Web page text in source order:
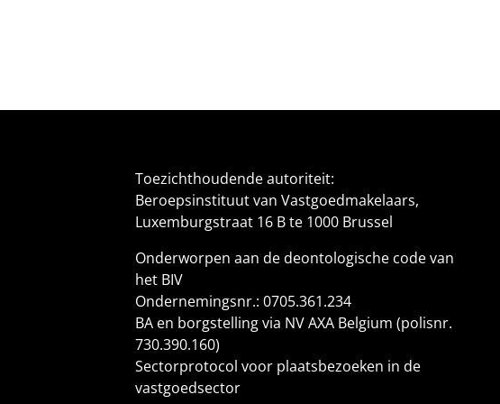
Toezichthoudende autoriteit:
Beroepsinstituut van Vastgoedmakelaars,
Luxemburgstraat 16 B te 1000 Brussel
Onderworpen aan dedeontologische code van
het BIV
Ondernemingsnr.: 0705.361.234
BA en borgstelling via NV AXA Belgium (polisnr.
730.390.160)
Sectorprotocol voor plaatsbezoeken in de
vastgoedsector